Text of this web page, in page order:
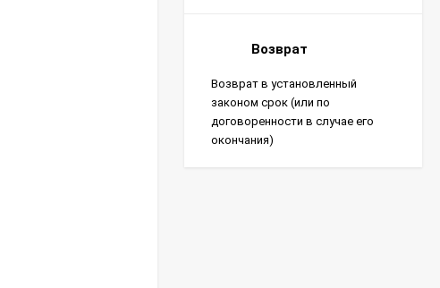
Возврат
Возврат в установленный
законом срок (или по
договоренности в случае его
окончания)